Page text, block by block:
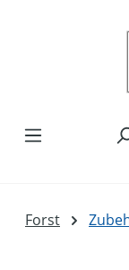
Forst